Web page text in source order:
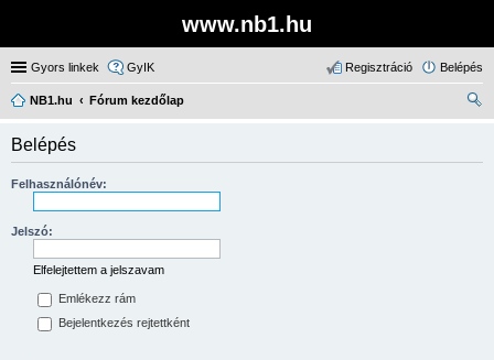
www.nb1.hu
Gyors linkek GyIK Belépés
Regisztráció
NB1.hu
Fórum kezdőlap
Belépés
Felhasználónév:
Jelszó:
Elfelejtettem a jelszavam
Emlékezz rám
Bejelentkezés rejtettként